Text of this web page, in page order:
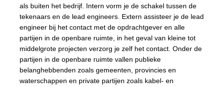
als buiten het bedrijf. Intern vorm je de schakel tussen de
tekenaars en de lead engineers. Extern assisteer je de lead
engineer bij het contact met de opdrachtgever en alle
partijen in de openbare ruimte, in het geval van kleine tot
middelgrote projecten verzorg je zelf het contact. Onder de
partijen in de openbare ruimte vallen publieke
belanghebbenden zoals gemeenten, provincies en
waterschappen en private partijen zoals kabel- en